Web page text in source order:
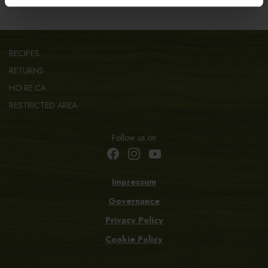
RECIPES
RETURNS
HO.RE.CA.
RESTRICTED AREA
Follow us on
Impressum
Governance
Privacy Policy
Cookie Policy